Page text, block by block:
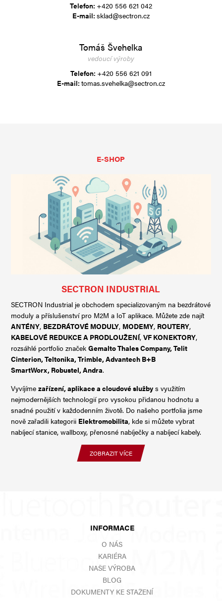
Telefon: +420 556 621 042
E-mail: sklad@sectron.cz
Tomáš Švehelka
vedoucí výroby
Telefon: +420 556 621 091
E-mail: tomas.svehelka@sectron.cz
E-SHOP
SECTRON INDUSTRIAL
SECTRON Industrial je obchodem specializovaným na bezdrátové
moduly a příslušenství pro M2M a IoT aplikace. Můžete zde najít
ANTÉNY, BEZDRÁTOVÉ MODULY, MODEMY, ROUTERY,
KABELOVÉ REDUKCE A PRODLOUŽENÍ,VF KONEKTORY,
rozsáhlé portfolio značekGemalto Thales Company,Telit
Cinterion,Teltonika,Trimble,Advantech B+B
SmartWorx, Robustel,Andra.
Vyvíjímezařízení, aplikace a cloudové služby s využitím
nejmodernějších technologií pro vysokou přidanou hodnotu a
snadné použití v každodenním životě. Do našeho portfolia jsme
nově zařadili kategorii Elektromobilita, kde si můžete vybrat
nabíjecí stanice, wallboxy, přenosné nabíječky a nabíjecí kabely.
ZOBRAZIT VÍCE
INFORMACE
O NÁS
KARIÉRA
NAŠE VÝROBA
BLOG
DOKUMENTY KE STAŽENÍ